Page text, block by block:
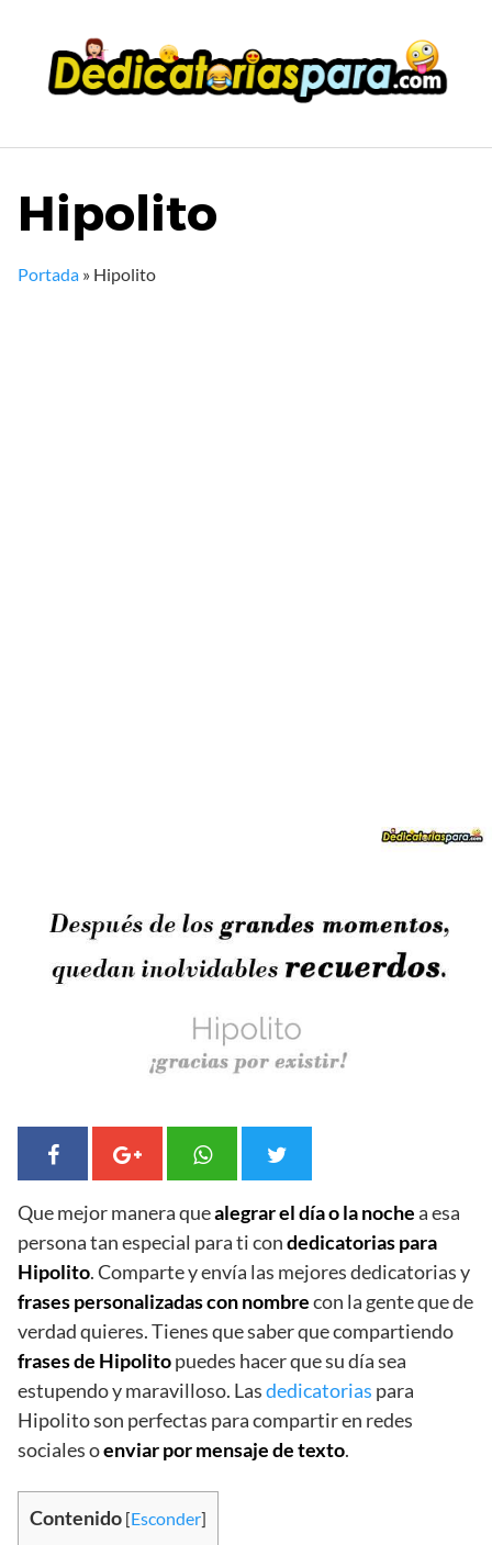
contenido
Hipolito
Portada » Hipolito
Que mejor manera quealegrar el día o la nochea esa
persona tan especial para ti condedicatorias para
Hipolito. Comparte y envía las mejores dedicatorias y
frases personalizadas con nombrecon la gente que de
verdad quieres. Tienes que saber que compartiendo
frases de Hipolitopuedes hacer que su día sea
estupendo y maravilloso. Lasdedicatorias para
Hipolito son perfectas para compartir en redes
sociales oenviar por mensaje de texto.
Contenido [Esconder]